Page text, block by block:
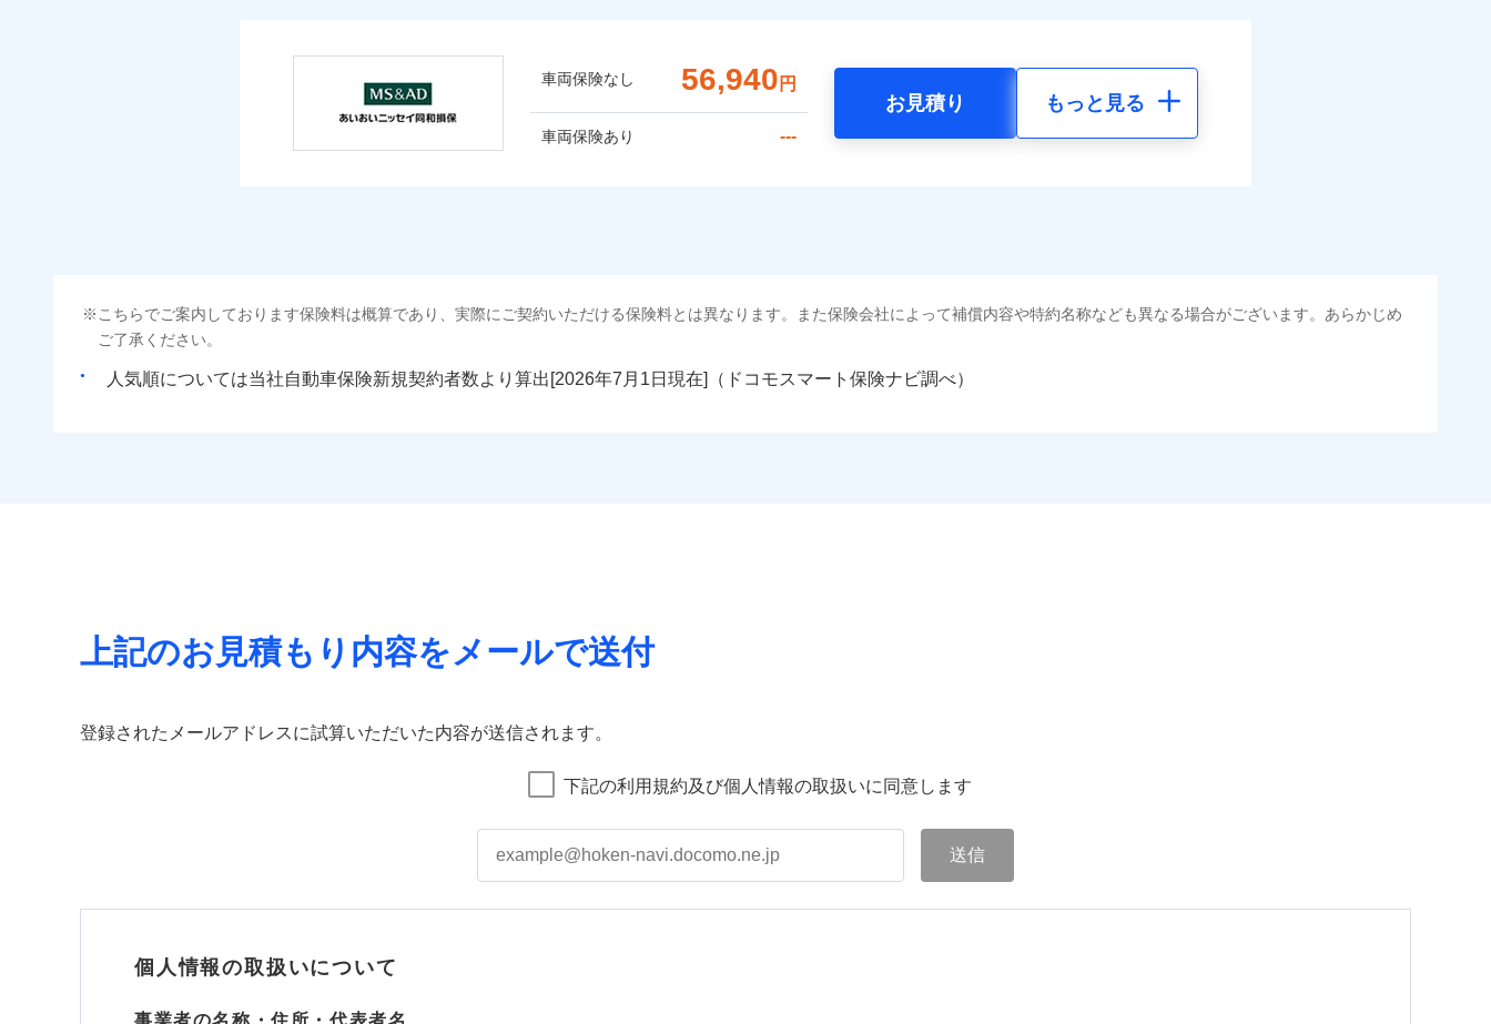
車両保険なし 56,940 円
車両保険あり ---
お見積り もっと見る
こちらでご案内しております保険料は概算であり、実際にご契約いただける保険料とは異なります。また保険会社によって補償内容や特約名称なども異なる場合がございます。あらかじめ
ご了承ください。
人気順については当社 新規契約者数より算出[ 年 月 日現在]（ドコモスマート保険ナビ調べ）
上記のお見積もり内容をメールで送付
登録されたメールアドレスに試算いただいた内容が送信されます。
下記の利用規約及び個人情報の取扱いに同意します
個人情報の取扱いについて
事業者の名称・住所・代表者名